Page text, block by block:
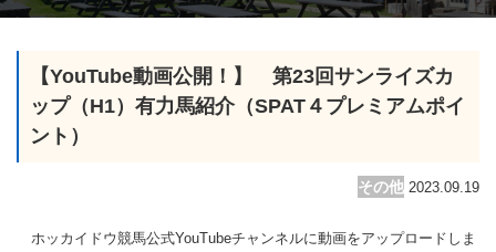
【YouTube動画公開！】 第23回サンライズカ
ップ（H1）有力馬紹介（SPAT４プレミアムポイ
ント）
その他 2023.09.19
ホッカイドウ競馬公式YouTubeチャンネルに動画をアップロードしま